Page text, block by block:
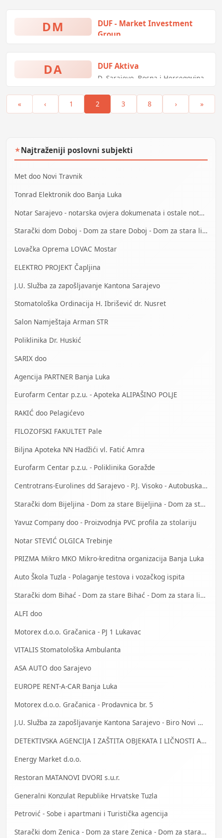
DM
DUF - Market Investment
Group
DA DUF Aktiva
D, Sarajevo, Bosna i Hercegovina
« ‹ 1 2 3 8 › »
★Najtraženiji poslovni subjekti
Met doo Novi Travnik
Tonrad Elektronik doo Banja Luka
Notar Sarajevo - notarska ovjera dokumenata i ostale notarske usluge
Starački dom Doboj - Dom za stare Doboj - Dom za stara lica Doboj
Lovačka Oprema LOVAC Mostar
ELEKTRO PROJEKT Čapljina
J.U. Služba za zapošljavanje Kantona Sarajevo
Stomatološka Ordinacija H. Ibrišević dr. Nusret
Salon Namještaja Arman STR
Poliklinika Dr. Huskić
SARIX doo
Agencija PARTNER Banja Luka
Eurofarm Centar p.z.u. - Apoteka ALIPAŠINO POLJE
RAKIĆ doo Pelagićevo
FILOZOFSKI FAKULTET Pale
Biljna Apoteka NN Hadžići vl. Fatić Amra
Eurofarm Centar p.z.u. - Poliklinika Goražde
Centrotrans-Eurolines dd Sarajevo - P.J. Visoko - Autobuska stanica
Starački dom Bijeljina - Dom za stare Bijeljina - Dom za stara lica Bijeljina
Yavuz Company doo - Proizvodnja PVC profila za stolariju
Notar STEVIĆ OLGICA Trebinje
PRIZMA Mikro MKO Mikro-kreditna organizacija Banja Luka
Auto Škola Tuzla - Polaganje testova i vozačkog ispita
Starački dom Bihać - Dom za stare Bihać - Dom za stara lica Bihać
ALFI doo
Motorex d.o.o. Gračanica - PJ 1 Lukavac
VITALIS Stomatološka Ambulanta
ASA AUTO doo Sarajevo
EUROPE RENT-A-CAR Banja Luka
Motorex d.o.o. Gračanica - Prodavnica br. 5
J.U. Služba za zapošljavanje Kantona Sarajevo - Biro Novi Grad
DETEKTIVSKA AGENCIJA I ZAŠTITA OBJEKATA I LIČNOSTI ALFA DM Travnik
Energy Market d.o.o.
Restoran MATANOVI DVORI s.u.r.
Generalni Konzulat Republike Hrvatske Tuzla
Petrović - Sobe i apartmani i Turistička agencija
Starački dom Zenica - Dom za stare Zenica - Dom za stara lica Zenica